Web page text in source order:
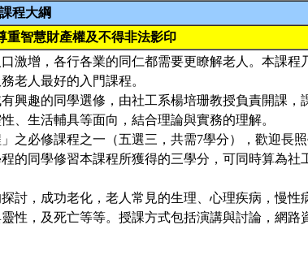
課程大綱
重智慧財產權及不得非法影印
激增，各行各業的同仁都需要更瞭解老人。本課程
老人最好的入門課程。
興趣的同學選修，由社工系楊培珊教授負責開課，
、生活輔具等面向，結合理論與實務的理解。
之必修課程之一（五選三，共需7學分），歡迎長
的同學修習本課程所獲得的三學分，可同時算為社
討，成功老化，老人常見的生理、心理疾病，慢性
性，及死亡等等。授課方式包括演講與討論，網路